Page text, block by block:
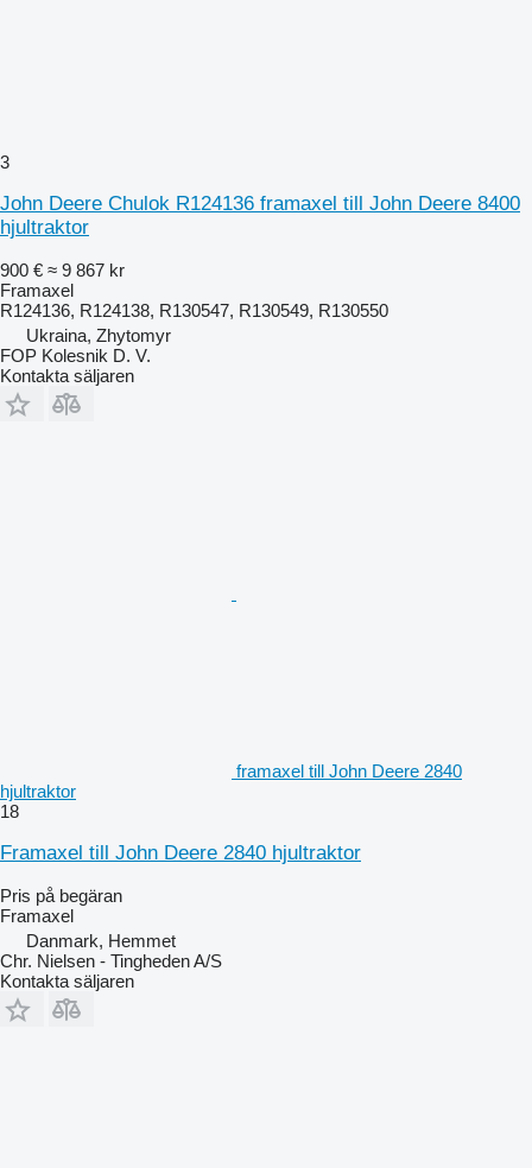
3
John Deere Chulok R124136 framaxel till John Deere 8400
hjultraktor
900 € ≈ 9 867 kr
Framaxel
R124136, R124138, R130547, R130549, R130550
Ukraina, Zhytomyr
FOP Kolesnik D. V.
Kontakta säljaren
framaxel till John Deere 2840
hjultraktor
18
Framaxel till John Deere 2840 hjultraktor
Pris på begäran
Framaxel
Danmark, Hemmet
Chr. Nielsen - Tingheden A/S
Kontakta säljaren